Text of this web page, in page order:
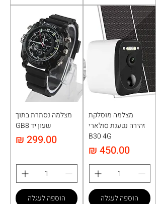
מצלמה מוסלקת
זהירה נטענת סולארי
B30 4G
מחיר
הוספה לעגלה
מצלמה נסתרת בתוך
שעון יד GB8
מחיר
הוספה לעגלה